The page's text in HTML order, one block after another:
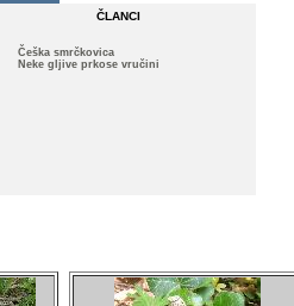
ČLANCI
Češka smrčkovica
Neke gljive prkose vručini